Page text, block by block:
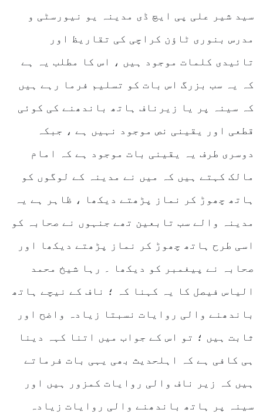
سید شیر علی پی ایچ ڈی مدینہ یو نیورسٹی و
مدرس بنوری ٹاؤن کراچی کی تقاریظ اور
تائیدی کلمات موجود ہیں ، اس کا مطلب یہ ہے
کہ یہ سب بزرگ اس بات کو تسلیم فرما رہے ہیں
کہ سینہ پر یا زیرناف ہاتھ باندھنے کی کوئی
قطعی اور یقینی نص موجود نہیں ہے ، جبکہ
دوسری طرف یہ یقینی بات موجود ہے کہ امام
مالک کہتے ہیں کہ میں نے مدینہ کے لوگوں کو
ہاتھ چھوڑ کر نماز پڑھتے دیکھا ، ظاہر ہے یہ
مدینہ والے سب تابعین تھے جنہوں نے صحابہ کو
اسی طرح ہاتھ چھوڑ کر نماز پڑھتے دیکھا اور
صحابہ نے پیغمبر کو دیکھا ۔ رہا شیخ محمد
الیاس فیصل کا یہ کہنا کہ ؛ ناف کے نیچے ہاتھ
باندھنے والی روایات نسبتا زیادہ واضح اور
ثابت ہیں ؛ تو اس کے جواب میں اتنا کہہ دینا
ہی کافی ہے کہ اہلحدیث بھی یہی بات فرماتے
ہیں کہ زیر ناف والی روایات کمزور ہیں اور
سینہ پر ہاتھ باندھنے والی روایات زیادہ